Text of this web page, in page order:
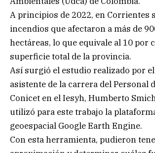
A principios de 2022, en Corrientes
incendios que afectaron a más de
hectáreas, lo que equivale al 10 por
superficie total de la provincia.
Así surgió el estudio realizado por
asistente de la carrera del Personal
Conicet en el Iesyh, Humberto
utilizó para este trabajo la
geoespacial Google Earth Engine.
Con esta herramienta, pudieron